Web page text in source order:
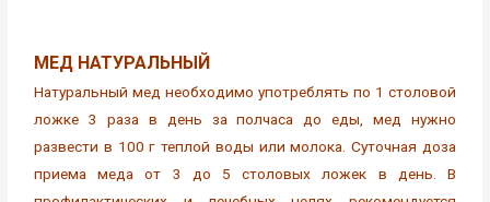
МЕД НАТУРАЛЬНЫЙ
Натуральный мед необходимо употреблять по 1 столовой
ложке 3 раза в день за полчаса до еды, мед нужно
развести в 100 г теплой воды или молока. Суточная доза
приема меда от 3 до 5 столовых ложек в день. В